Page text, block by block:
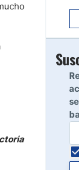
10